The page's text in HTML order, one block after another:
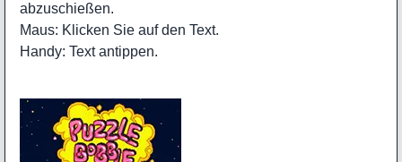
abzuschießen.
Maus: Klicken Sie auf den Text.
Handy: Text antippen.